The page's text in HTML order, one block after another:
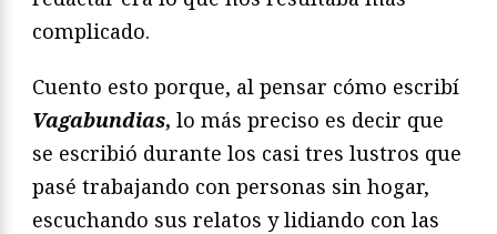
complicado.
Cuento esto porque, al pensar cómo escribí
Vagabundias, lo más preciso es decir que
se escribió durante los casi tres lustros que
pasé trabajando con personas sin hogar,
escuchando sus relatos y lidiando con las